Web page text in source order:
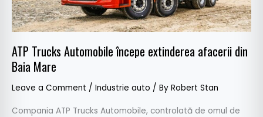
ATP Trucks Automobile începe extinderea afacerii din
Baia Mare
Leave a Comment / Industrie auto / By Robert Stan
Compania ATP Trucks Automobile, controlată de omul de
Baia
Mare